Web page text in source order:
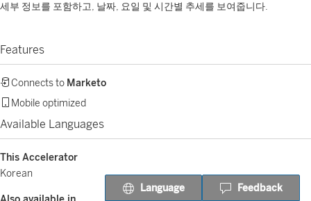
세부 정보를 포함하고, 날짜, 요일 및 시간별 추세를 보여줍니다.
Features
Connects to Marketo
Mobile optimized
Available Languages
This Accelerator
Korean
Language Feedback